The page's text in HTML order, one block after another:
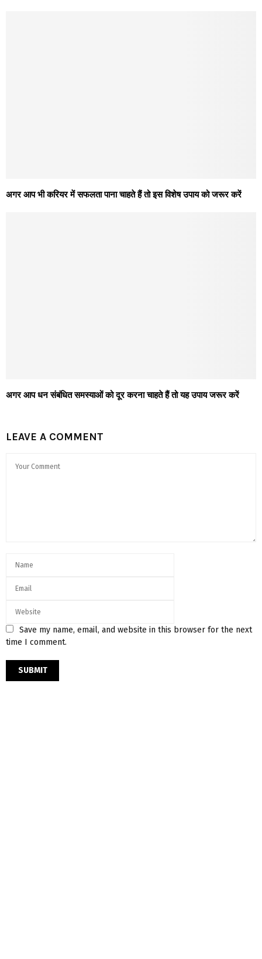
अगर आप भी करियर में सफलता पाना चाहते हैं तो इस विशेष उपाय को जरूर करें
अगर आप धन संबंधित समस्याओं को दूर करना चाहते हैं तो यह उपाय जरूर करें
LEAVE A COMMENT
Save my name, email, and website in this browser for the next
time I comment.